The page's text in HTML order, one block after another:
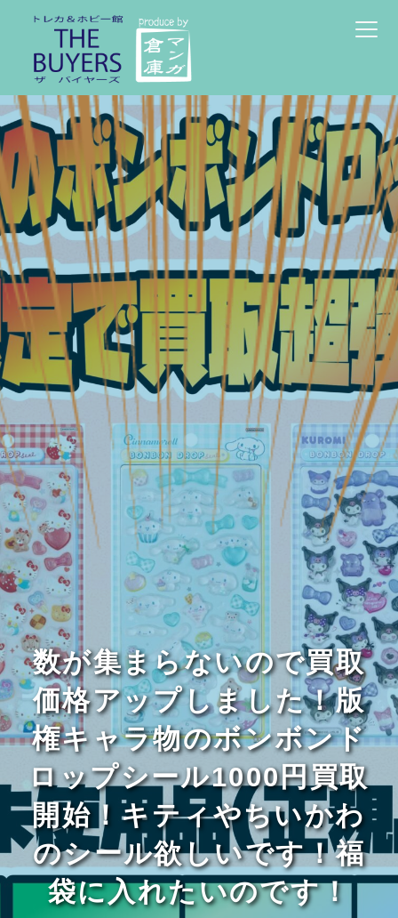
数が集まらないので買取
価格アップしました！版
権キャラ物のボンボンド
ロップシール1000円買取
開始！キティやちいかわ
のシール欲しいです！福
袋に入れたいのです！